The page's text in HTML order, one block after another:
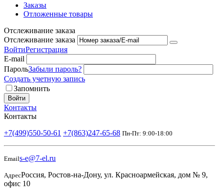
Заказы
Отложенные товары
Отслеживание заказа
Отслеживание заказа
ВойтиРегистрация
E-mail
ПарольЗабыли пароль?
Создать учетную запись
Запомнить
Войти
Контакты
Контакты
+7(499)550-50-61 +7(863)247-65-68 Пн-Пт: 9:00-18:00
Emails-e@7-el.ru
АдресРоссия, Ростов-на-Дону, ул. Красноармейская, дом № 9,
офис 10